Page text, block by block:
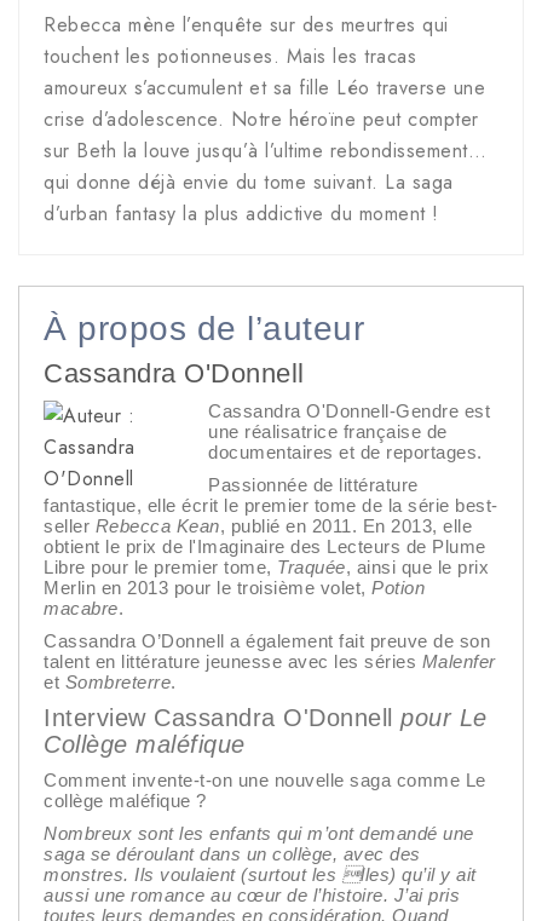
Rebecca mène l’enquête sur des meurtres qui
touchent les potionneuses. Mais les tracas
amoureux s’accumulent et sa fille Léo traverse une
crise d’adolescence. Notre héroïne peut compter
sur Beth la louve jusqu’à l’ultime rebondissement…
qui donne déjà envie du tome suivant. La saga
d’urban fantasy la plus addictive du moment !
À propos de l’auteur
Cassandra O'Donnell
Cassandra O'Donnell-Gendre est
une réalisatrice française de
documentaires et de reportages.
Passionnée de littérature
fantastique, elle écrit le premier tome de la série best-
seller Rebecca Kean, publié en 2011. En 2013, elle
obtient le prix de l'Imaginaire des Lecteurs de Plume
Libre pour le premier tome, Traquée, ainsi que le prix
Merlin en 2013 pour le troisième volet, Potion
macabre.
Cassandra O’Donnell a également fait preuve de son
talent en littérature jeunesse avec les séries Malenfer
et Sombreterre.
Interview Cassandra O'Donnell
pour Le
Collège maléfique
Comment invente-t-on une nouvelle saga comme Le
collège maléfique ?
Nombreux sont les enfants qui m’ont demandé une
saga se déroulant dans un collège, avec des
monstres. Ils voulaient (surtout les lles) qu’il y ait
aussi une romance au cœur de l’histoire. J’ai pris
toutes leurs demandes en considération. Quand